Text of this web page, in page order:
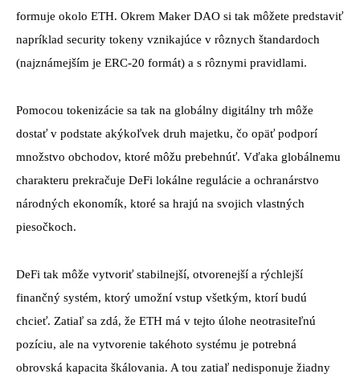
formuje okolo ETH. Okrem Maker DAO si tak môžete predstaviť
napríklad security tokeny vznikajúce v rôznych štandardoch
(najznámejším je ERC-20 formát) a s rôznymi pravidlami.
Pomocou tokenizácie sa tak na globálny digitálny trh môže
dostať v podstate akýkoľvek druh majetku, čo opäť podporí
množstvo obchodov, ktoré môžu prebehnúť. Vďaka globálnemu
charakteru prekračuje DeFi lokálne regulácie a ochranárstvo
národných ekonomík, ktoré sa hrajú na svojich vlastných
piesočkoch.
DeFi tak môže vytvoriť stabilnejší, otvorenejší a rýchlejší
finančný systém, ktorý umožní vstup všetkým, ktorí budú
chcieť. Zatiaľ sa zdá, že ETH má v tejto úlohe neotrasiteľnú
pozíciu, ale na vytvorenie takéhoto systému je potrebná
obrovská kapacita škálovania. A tou zatiaľ nedisponuje žiadny